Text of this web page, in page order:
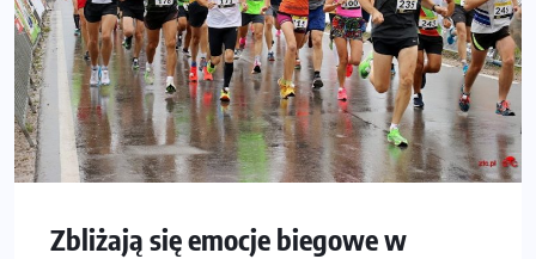
Zbliżają się emocje biegowe w